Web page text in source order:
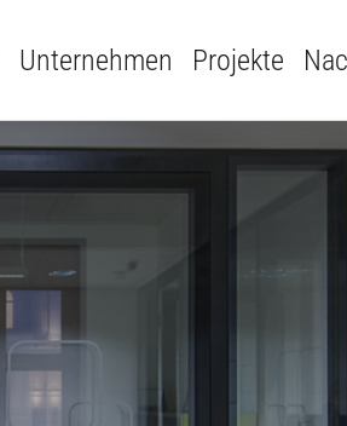
Unternehmen Projekte